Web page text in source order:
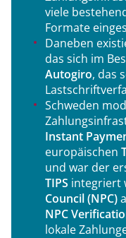
viele
Formate
Daneben
das sich im
Autogiro, das
Schweden
Instant
europäischen
und war der
TIPS integriert
Council (NPC)
NPC
lokale